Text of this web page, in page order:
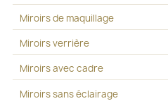
Miroirs de maquillage
Miroirs verrière
Miroirs avec cadre
Miroirs sans éclairage